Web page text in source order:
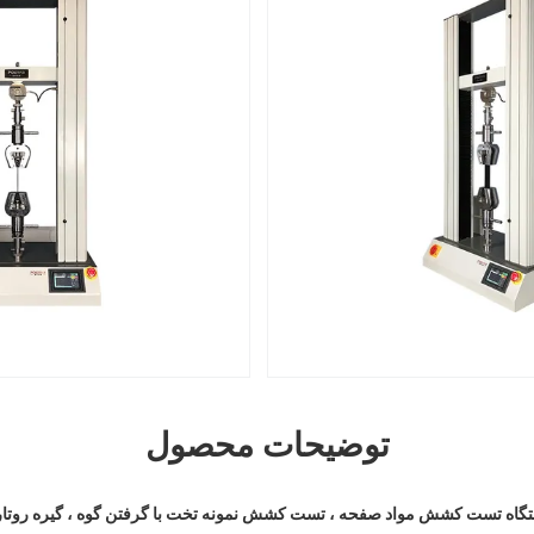
توضیحات محصول
تست کشش مواد صفحه ، تست کشش نمونه تخت با گرفتن گوه ، گیره